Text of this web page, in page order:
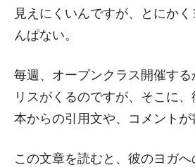
見えにくいんですが、とにか
んぱない。
毎週、オープンクラス開催す
リスがくるのですが、そこに
本からの引用文や、コメントが
この文章を読むと、彼のヨガ